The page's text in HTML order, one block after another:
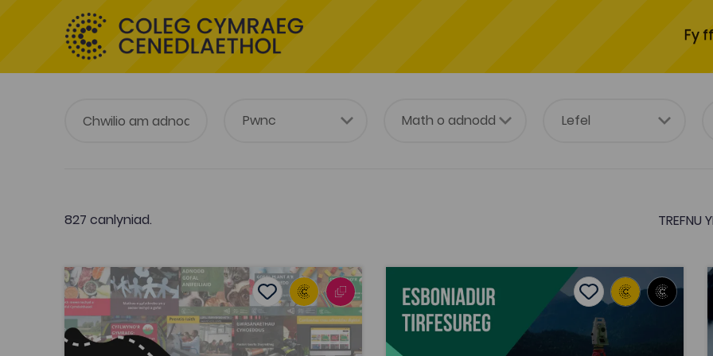
Fy
827 canlyniad. TREFNU
150 Adnodd Newydd
Add to favourites
Dyddiad cyhoeddi: 2021 Add to favourites
150 Adnodd Newydd
Tagiau
Esboniadur Tirfesureg
Add to favourites
Dyddiad cyhoeddi: 2021 Add to favourites
Esboniadur Tirfesureg